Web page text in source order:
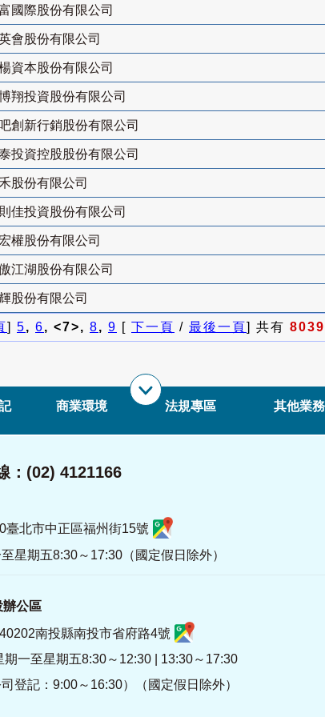
國際股份有限公司
會股份有限公司
資本股份有限公司
翔投資股份有限公司
創新行銷股份有限公司
投資控股股份有限公司
股份有限公司
佳投資股份有限公司
權股份有限公司
江湖股份有限公司
股份有限公司
] 5, 6, <7>, 8, 9 [ 下一頁 / 最後一頁] 共有 8039
商業環境 法規專區 其他業務
：(02) 4121166
臺北市中正區福州街15號
星期五8:30～17:30（國定假日除外）
辦公區
南投縣南投市省府路4號
一至星期五8:30～12:30 | 13:30～17:30
司登記：9:00～16:30）（國定假日除外）